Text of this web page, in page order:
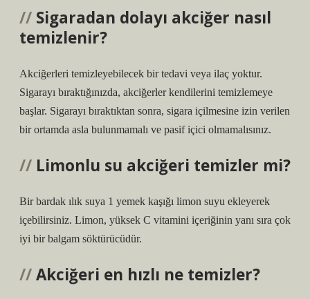
Sigaradan dolayı akciğer nasıl
temizlenir?
Akciğerleri temizleyebilecek bir tedavi veya ilaç yoktur.
Sigarayı bıraktığınızda, akciğerler kendilerini temizlemeye
başlar. Sigarayı bıraktıktan sonra, sigara içilmesine izin verilen
bir ortamda asla bulunmamalı ve pasif içici olmamalısınız.
Limonlu su akciğeri temizler mi?
Bir bardak ılık suya 1 yemek kaşığı limon suyu ekleyerek
içebilirsiniz. Limon, yüksek C vitamini içeriğinin yanı sıra çok
iyi bir balgam söktürücüdür.
Akciğeri en hızlı ne temizler?